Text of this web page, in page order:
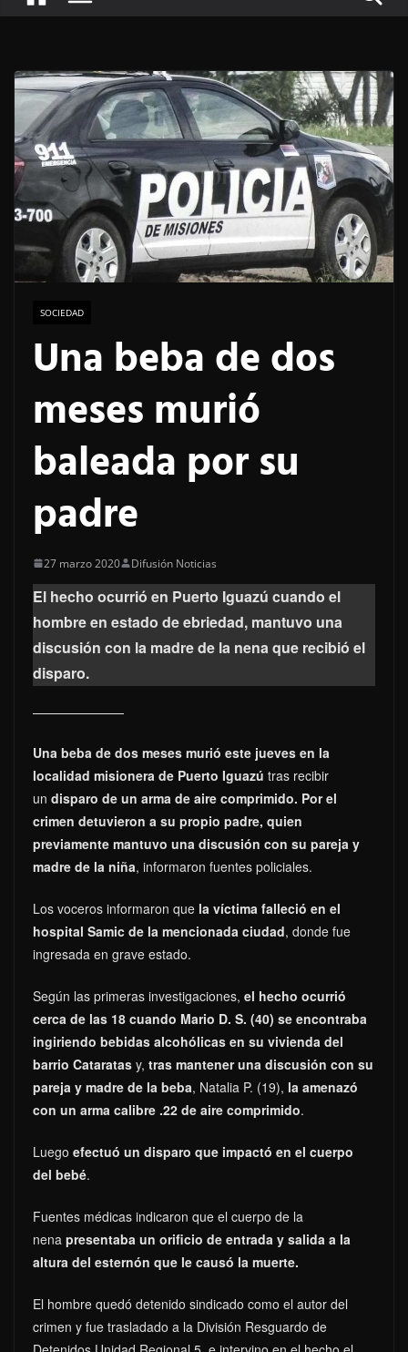
SOCIEDAD
Una beba de dos
meses murió
baleada por su
padre
27 marzo 2020 Difusión Noticias
El hecho ocurrió en Puerto Iguazú cuando el
hombre en estado de ebriedad, mantuvo una
discusión con la madre de la nena que recibió el
disparo.
Una beba de dos meses murió este jueves en la
localidad misionera de Puerto Iguazú tras recibir
un disparo de un arma de aire comprimido. Por el
crimen detuvieron a su propio padre, quien
previamente mantuvo una discusión con su pareja y
madre de la niña, informaron fuentes policiales.
Los voceros informaron que la víctima falleció en el
hospital Samic de la mencionada ciudad, donde fue
ingresada en grave estado.
Según las primeras investigaciones, el hecho ocurrió
cerca de las 18 cuando Mario D. S. (40) se encontraba
ingiriendo bebidas alcohólicas en su vivienda del
barrio Cataratas y, tras mantener una discusión con su
pareja y madre de la beba, Natalia P. (19), la amenazó
con un arma calibre .22 de aire comprimido.
Luego efectuó un disparo que impactó en el cuerpo
del bebé.
Fuentes médicas indicaron que el cuerpo de la
nena presentaba un orificio de entrada y salida a la
altura del esternón que le causó la muerte.
El hombre quedó detenido sindicado como el autor del
crimen y fue trasladado a la División Resguardo de